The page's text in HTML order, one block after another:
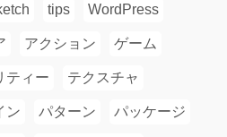
tips WordPress
アクション ゲーム
ティー テクスチャ
ン パターン パッケージ